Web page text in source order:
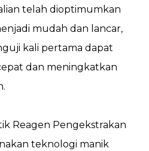
telah dioptimumkan
mudah dan lancar,
kali pertama dapat
dan meningkatkan
Reagen Pengekstrakan
teknologi manik